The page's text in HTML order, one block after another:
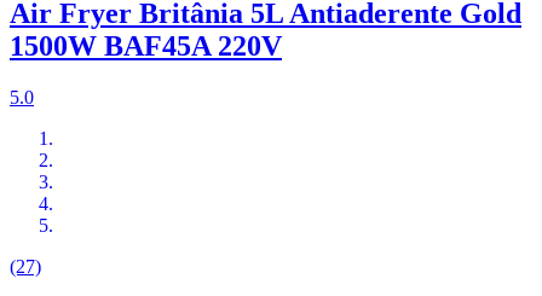
Air Fryer Britânia 5L Antiaderente Gold
1500W BAF45A 220V
5.0
(27)